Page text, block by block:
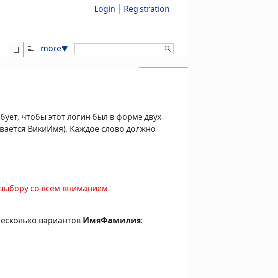
Login Registration
more▼
чтобы этот логин был в форме двух
ВикиИмя). Каждое слово должно
со всем вниманием
вариантов ИмяФамилия: